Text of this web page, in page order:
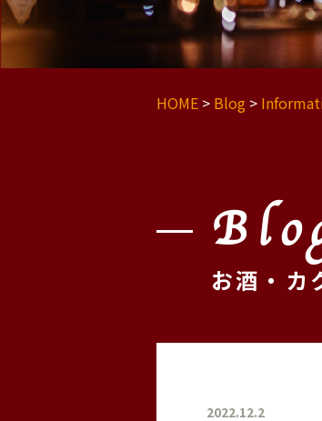
HOME > Blog >
お酒・カ
2022.12.2